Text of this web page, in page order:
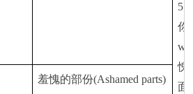
5.
你
愧
面
羞愧的部份(Ashamed parts)